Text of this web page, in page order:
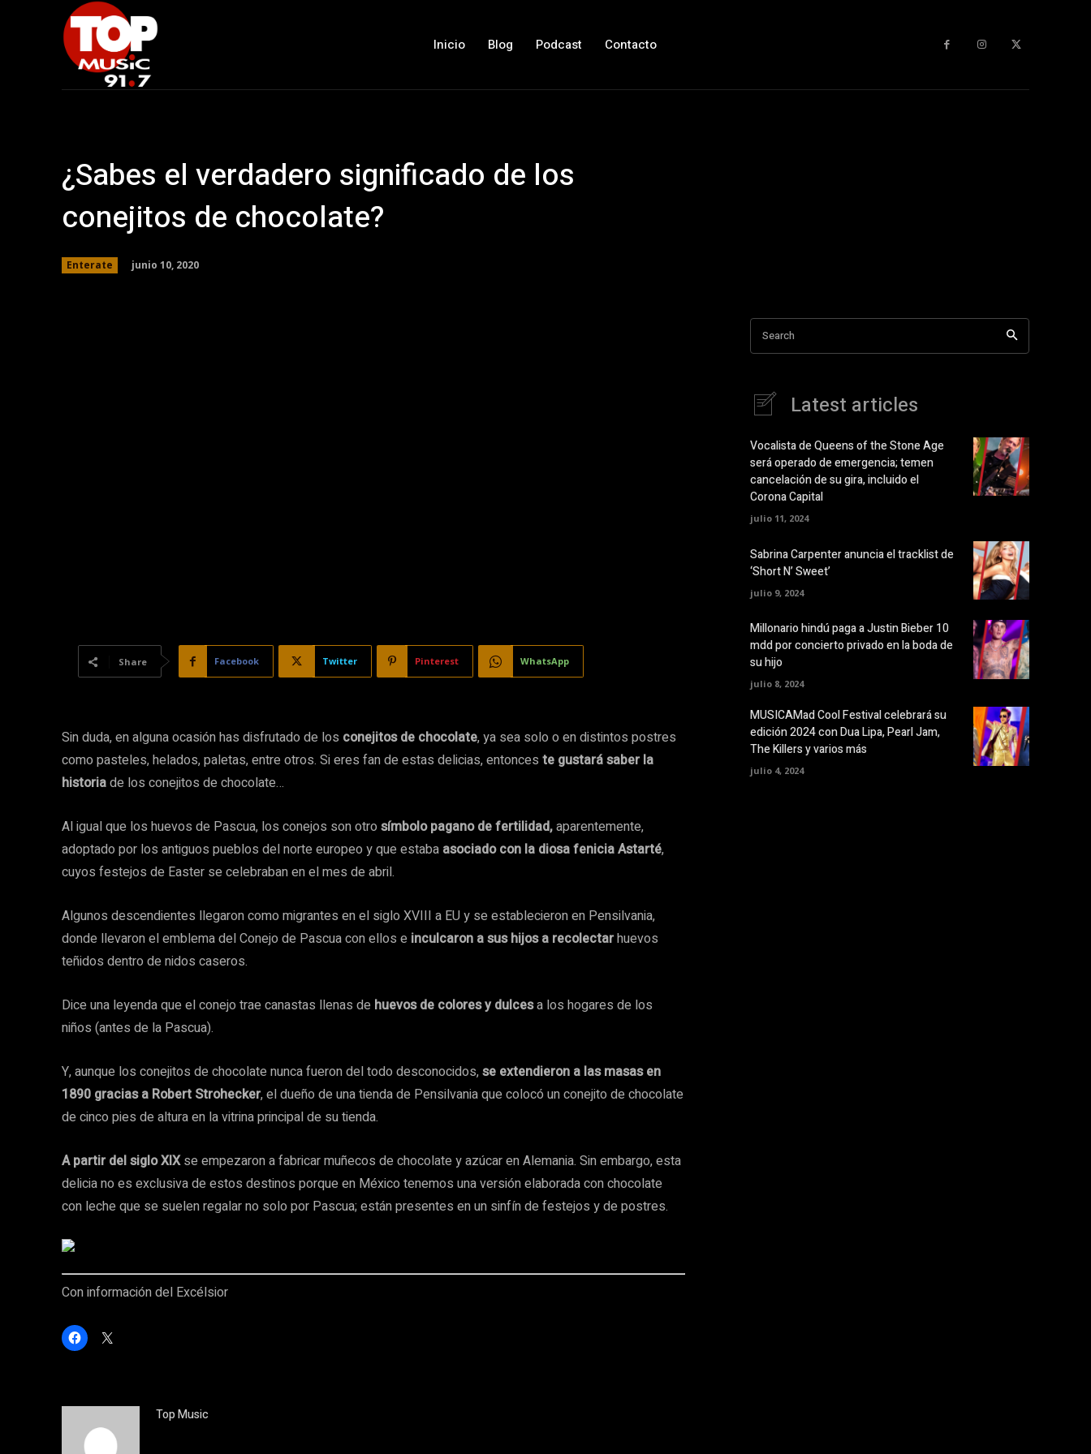
Inicio Blog Podcast Contacto
¿Sabes el verdadero significado de los
conejitos de chocolate?
Enterate junio 10, 2020
Share Facebook Twitter Pinterest WhatsApp
Sin duda, en alguna ocasión has disfrutado de los conejitos de chocolate, ya sea solo o en distintos postres
como pasteles, helados, paletas, entre otros. Si eres fan de estas delicias, entonces te gustará saber la
historiade los conejitos de chocolate…
Al igual que los huevos de Pascua, los conejos son otro símbolo pagano de fertilidad,aparentemente,
adoptado por los antiguos pueblos del norte europeo y que estaba asociado con la diosa fenicia Astarté,
cuyos festejos de Easter se celebraban en el mes de abril.
Algunos descendientes llegaron como migrantes en el siglo XVIII a EU y se establecieron en Pensilvania,
donde llevaron el emblema del Conejo de Pascua con ellos e inculcaron a sus hijos a recolectarhuevos
teñidos dentro de nidos caseros.
Dice una leyenda que el conejo trae canastas llenas de huevos de colores y dulcesa los hogares de los
niños (antes de la Pascua).
Y, aunque los conejitos de chocolate nunca fueron del todo desconocidos,se extendieron a las masas en
1890 gracias a Robert Strohecker, el dueño de una tienda de Pensilvania que colocó un conejito de chocolate
de cinco pies de altura en la vitrina principal de su tienda.
A partir del siglo XIXse empezaron a fabricar muñecos de chocolate y azúcar en Alemania. Sin embargo, esta
delicia no es exclusiva de estos destinos porque en México tenemos una versión elaborada con chocolate
con leche que se suelen regalar no solo por Pascua; están presentes en un sinfín de festejos y de postres.
Con información del Excélsior
H
a
p
a
s
r
Top Music
Search
Latest articles
Vocalista de Queens of the Stone Age
será operado de emergencia; temen
cancelación de su gira, incluido el
Corona Capital
julio 11, 2024
Sabrina Carpenter anuncia el tracklist de
‘Short N’ Sweet’
julio 9, 2024
Millonario hindú paga a Justin Bieber 10
mdd por concierto privado en la boda de
su hijo
julio 8, 2024
MUSICAMad Cool Festival celebrará su
edición 2024 con Dua Lipa, Pearl Jam,
The Killers y varios más
julio 4, 2024